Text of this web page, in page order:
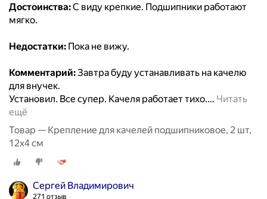
Достоинства:С виду крепкие. Подшипники работают
мягко.
Недостатки: Пока не вижу.
Комментарий:Завтра буду устанавливать на качелю
для внучек.
Установил. Все супер. Качеля работает тихо.… Читать
ещё
Товар — Крепление для качелей подшипниковое, 2 шт,
12х4 см
Сергей Владимирович
271 отзыв